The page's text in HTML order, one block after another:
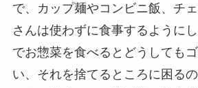
で、カップ麺やコンビニ飯、チ
さんは使わずに食事するように
でお惣菜を食べるとどうしても
い、それを捨てるところに困る